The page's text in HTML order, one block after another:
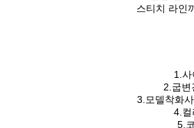
스티치 라인
1.
2.굽변
3.모델착화
4.컬
5.